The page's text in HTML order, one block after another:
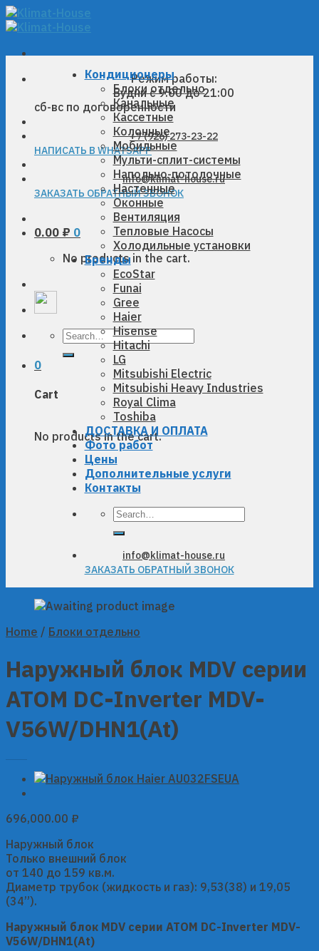
Skip
to
Режим работы:
Будни с 9:00 до 21:00
сб-вс по договоренности
+7 (926) 273-23-22
НАПИСАТЬ В WHATSAPP
info@klimat-house.ru
ЗАКАЗАТЬ ОБРАТНЫЙ ЗВОНОК
0.00 ₽ 0
No products in the cart.
Search
0
Cart
No products in the cart.
Кондиционеры
Блоки отдельно
Канальные
Кассетные
Колонные
Мобильные
Мульти-сплит-системы
Напольно-потолочные
Настенные
Оконные
Вентиляция
Тепловые Насосы
Холодильные установки
Бренды
EcoStar
Funai
Gree
Haier
Hisense
Hitachi
LG
Mitsubishi Electric
Mitsubishi Heavy Industries
Royal Clima
Toshiba
ДОСТАВКА И ОПЛАТА
Фото работ
Цены
Дополнительные услуги
Контакты
Search
info@klimat-house.ru
ЗАКАЗАТЬ ОБРАТНЫЙ ЗВОНОК
Home / Блоки отдельно
Наружный блок MDV серии
ATOM DC-Inverter MDV-
V56W/DHN1(At)
696,000.00 ₽
Наружный блок
Только внешний блок
от 140 до 159 кв.м.
Диаметр трубок (жидкость и газ): 9,53(38) и 19,05
(34”).
Наружный блок MDV серии ATOM DC-Inverter MDV-
V56W/DHN1(At)